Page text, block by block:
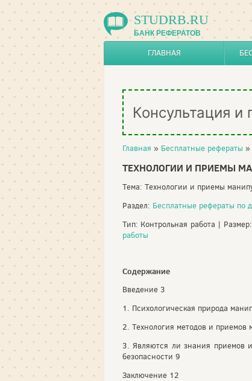
STUDRB.RU
БАНК РЕФЕРАТОВ
ГЛАВНАЯ
Консультация и
Главная » Бесплатные рефераты »
ТЕХНОЛОГИИ И ПРИЕМЫ
Тема: Технологии и приемы
Раздел: Бесплатные рефераты по
Тип: Контрольная работа |
работы
Содержание
Введение 3
1. Психологическая природа
2. Технология методов и
3. Являются ли знания приемов
безопасности 9
Заключение 12